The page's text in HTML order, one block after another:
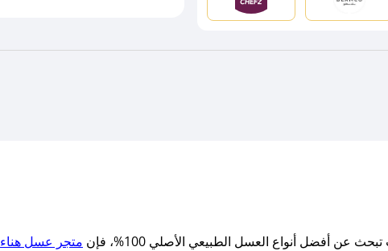
عن أفضل أنواع العسل الطبيعي الأصلي 100%، فإن
متجر عسل هناء